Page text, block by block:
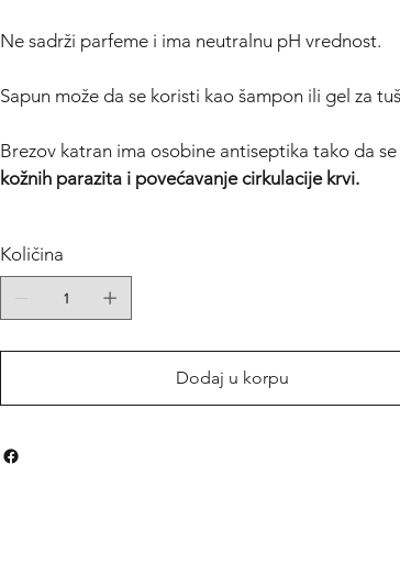
Ne sadrži parfeme i ima neutralnu pH vrednost.
Sapun može da se koristi kao šampon ili gel za
Brezov katran ima osobine antiseptika tako da
kožnih parazita i povećavanje cirkulacije krvi.
Količina
Dodaj u korpu